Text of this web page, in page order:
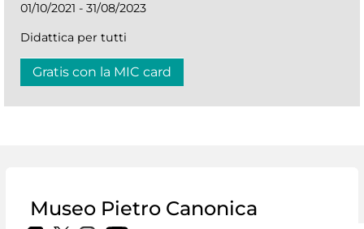
01/10/2021 - 31/08/2023
Didattica per tutti
Gratis con la MIC card
Museo Pietro Canonica